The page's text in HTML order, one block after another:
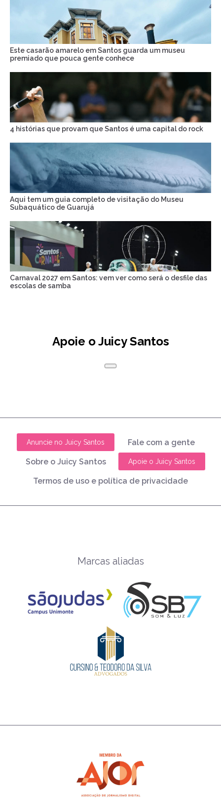
Este casarão amarelo em Santos guarda um museu
premiado que pouca gente conhece
4 histórias que provam que Santos é uma capital do rock
Aqui tem um guia completo de visitação do Museu
Subaquático de Guarujá
Carnaval 2027 em Santos: vem ver como será o desfile das
escolas de samba
Apoie o Juicy Santos
Anuncie no Juicy Santos Fale com a gente
Sobre o Juicy Santos Apoie o Juicy Santos
Termos de uso e política de privacidade
Marcas aliadas